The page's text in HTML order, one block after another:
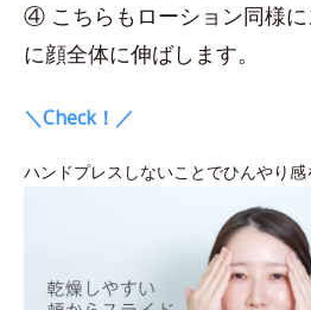
④ こちらもローション同様に
に顔全体に伸ばします。
＼Check！／
ハンドプレスしないことでひんやり感